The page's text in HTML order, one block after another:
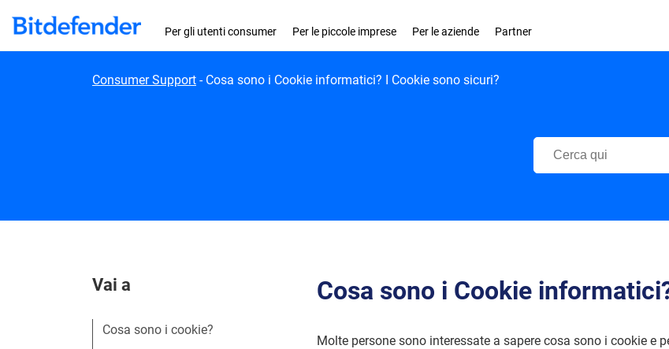
Skip to content
Per gli utenti consumer Per le piccole imprese Per le aziende Partner
Consumer Support - Cosa sono i Cookie informatici? I Cookie sono sicuri?
Centro di Supporto
Vai a
Cosa sono i cookie?
Cosa sono i Cookie
Molte persone sono interessate a sapere cosa sono i cookie e